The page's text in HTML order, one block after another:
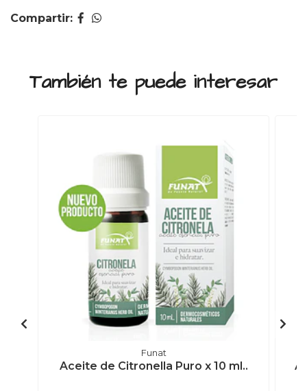
Compartir:
También te puede interesar
Funat
Aceite de Citronella Puro x 10 ml..